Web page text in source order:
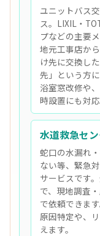
ユニットバス
ス。LIXIL・
プなどの主要
地元工事店か
け先に交換し
先」という方
浴室窓改修や
時設置にも対応
水道救急セ
蛇口の水漏れ
ない等、緊急
サービスです
で、現地調査
で依頼できま
原因特定や、
えます。